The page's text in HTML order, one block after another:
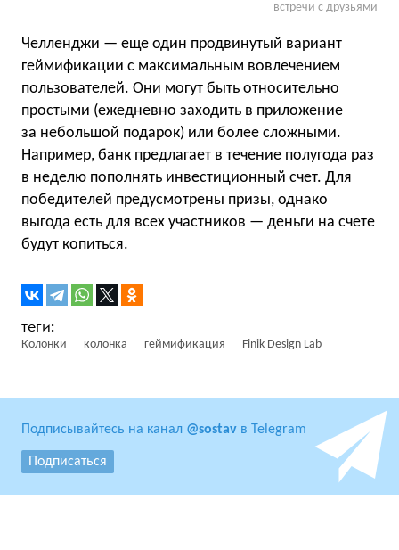
встречи с друзьями
Челленджи — еще один продвинутый вариант
геймификации с максимальным вовлечением
пользователей. Они могут быть относительно
простыми (ежедневно заходить в приложение
за небольшой подарок) или более сложными.
Например, банк предлагает в течение полугода раз
в неделю пополнять инвестиционный счет. Для
победителей предусмотрены призы, однако
выгода есть для всех участников — деньги на счете
будут копиться.
Колонки колонка геймификация Finik Design Lab
Подписывайтесь на канал @sostav в Telegram
Подписаться